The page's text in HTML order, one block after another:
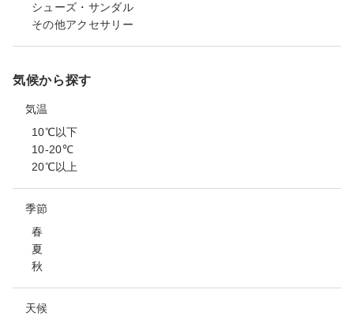
シューズ・サンダル
その他アクセサリー
気候から探す
気温
10℃以下
10-20℃
20℃以上
季節
春
夏
秋
天候